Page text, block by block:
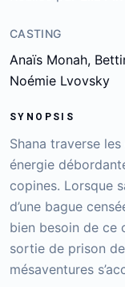
CASTING
Anaïs Monah,
Noémie Lvovsky
SYNOPSIS
Shana traverse
énergie
copines. Lorsque
d’une bague
bien besoin de ce
sortie de prison
mésaventures